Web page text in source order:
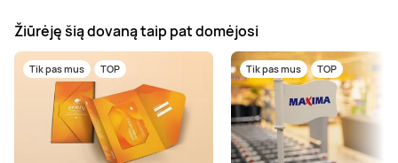
Žiūrėję šią dovaną taip pat domėjosi
Tik pas mus TOP Tik pas mus TOP